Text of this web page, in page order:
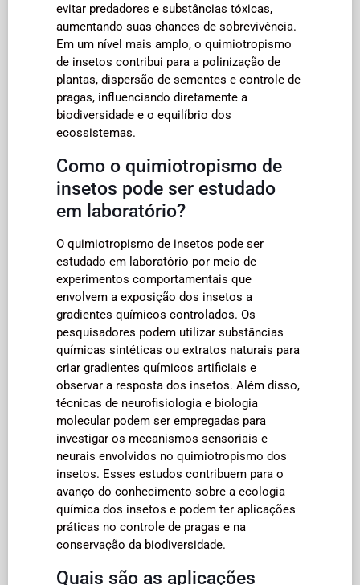
evitar predadores e substâncias tóxicas,
aumentando suas chances de sobrevivência.
Em um nível mais amplo, o quimiotropismo
de insetos contribui para a polinização de
plantas, dispersão de sementes e controle de
pragas, influenciando diretamente a
biodiversidade e o equilíbrio dos
ecossistemas.
Como o quimiotropismo de
insetos pode ser estudado
em laboratório?
O quimiotropismo de insetos pode ser
estudado em laboratório por meio de
experimentos comportamentais que
envolvem a exposição dos insetos a
gradientes químicos controlados. Os
pesquisadores podem utilizar substâncias
químicas sintéticas ou extratos naturais para
criar gradientes químicos artificiais e
observar a resposta dos insetos. Além disso,
técnicas de neurofisiologia e biologia
molecular podem ser empregadas para
investigar os mecanismos sensoriais e
neurais envolvidos no quimiotropismo dos
insetos. Esses estudos contribuem para o
avanço do conhecimento sobre a ecologia
química dos insetos e podem ter aplicações
práticas no controle de pragas e na
conservação da biodiversidade.
Quais são as aplicações